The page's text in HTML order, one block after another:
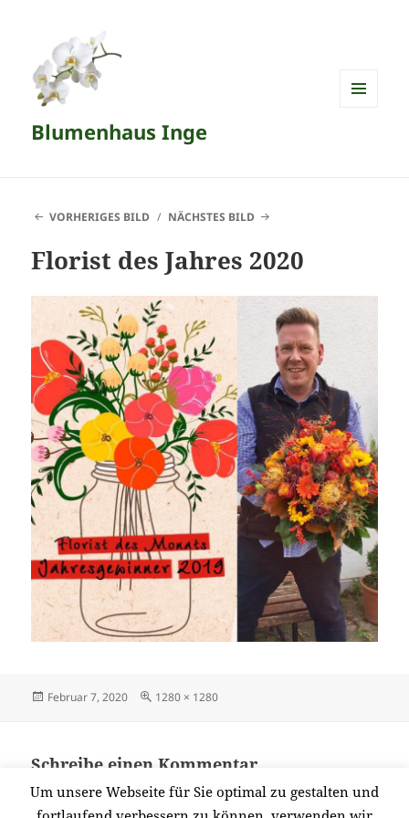
Blumenhaus Inge
VORHERIGES BILD NÄCHSTES BILD
Florist des Jahres 2020
Veröffentlicht
Februar 7, 2020 Originalgröße
1280 × 1280
Schreibe einen Kommentar
Du musstangemeldetsein, um einen Kommentar
abzugeben.
Um unsere Webseite für Sie optimal zu gestalten und